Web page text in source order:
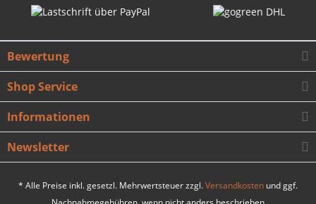
Bewertung
Shop Service
Informationen
Newsletter
* Alle Preise inkl. gesetzl. Mehrwertsteuer zzgl.Versandkosten und ggf.